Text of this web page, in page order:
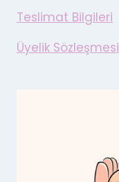
Teslimat Bilgileri
Üyelik Sözleşmesi